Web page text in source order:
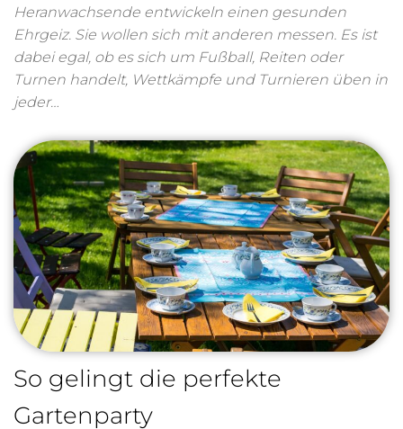
Heranwachsende entwickeln einen gesunden
Ehrgeiz. Sie wollen sich mit anderen messen. Es ist
dabei egal, ob es sich um Fußball, Reiten oder
Turnen handelt, Wettkämpfe und Turnieren üben in
jeder…
So gelingt die perfekte
Gartenparty